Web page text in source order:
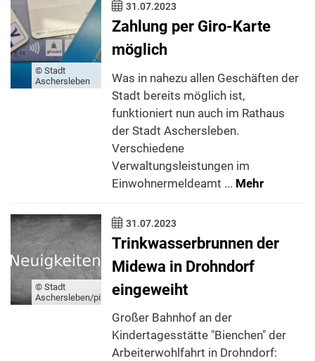
© Stadt
Aschersleben
31.07.2023
Zahlung per Giro-Karte
möglich
Was in nahezu allen Geschäften der
Stadt bereits möglich ist,
funktioniert nun auch im Rathaus
der Stadt Aschersleben.
Verschiedene
Verwaltungsleistungen im
Einwohnermeldeamt ... Mehr
© Stadt
Aschersleben/pixabay.de
31.07.2023
Trinkwasserbrunnen der
Midewa in Drohndorf
eingeweiht
Großer Bahnhof an der
Kindertagesstätte "Bienchen" der
Arbeiterwohlfahrt in Drohndorf: